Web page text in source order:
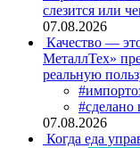
слезится или
07.08.2026
Качество —
МеталлТех»
реальную
#сделано
07.08.2026
Когда еда